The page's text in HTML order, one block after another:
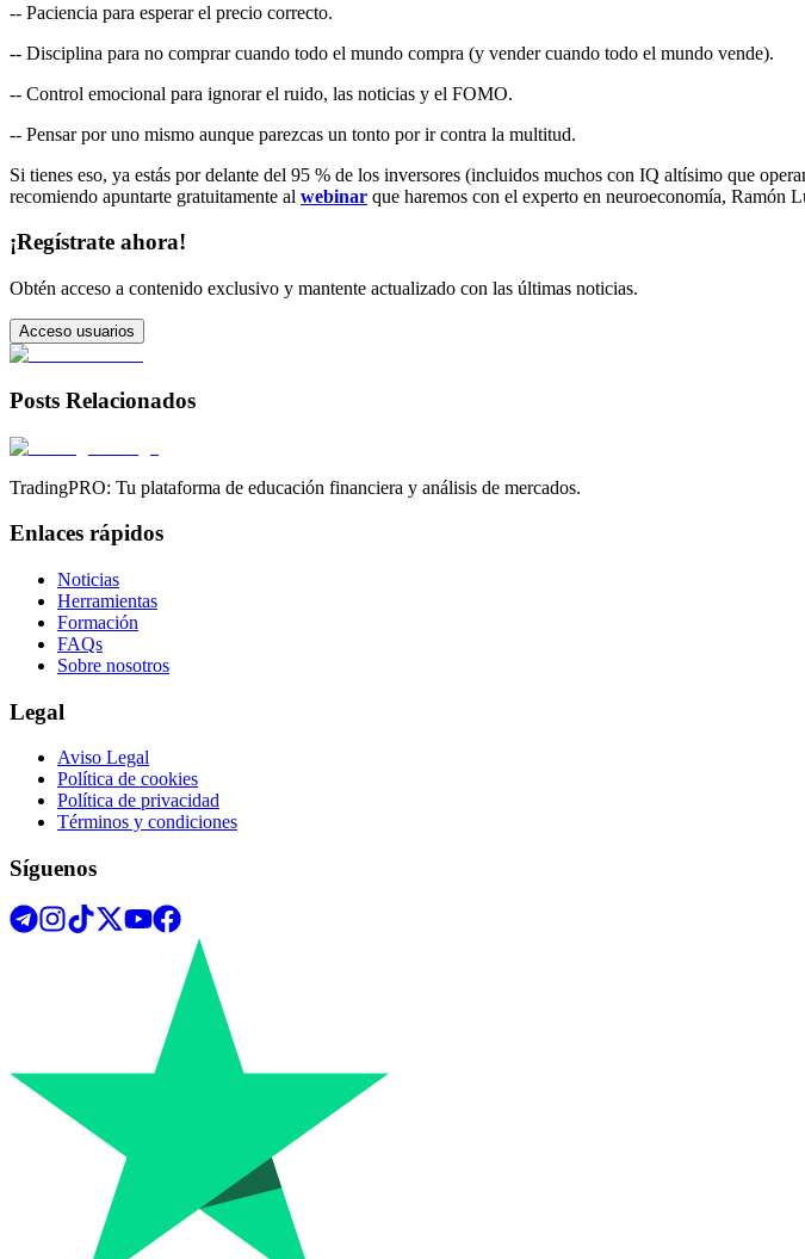
-- Paciencia para esperar el precio correcto.
-- Disciplina para no comprar cuando todo el mundo compra (y vender cuando todo el mundo vende).
-- Control emocional para ignorar el ruido, las noticias y el FOMO.
-- Pensar por uno mismo aunque parezcas un tonto por ir contra la multitud.
Si tienes eso, ya estás por delante del 95 % de los inversores (incluidos muchos con IQ altísimo que
recomiendo apuntarte gratuitamente al webinar que haremos con el experto en neuroeconomía, Ramón
¡Regístrate ahora!
Obtén acceso a contenido exclusivo y mantente actualizado con las últimas noticias.
Acceso usuarios
Posts Relacionados
TradingPRO: Tu plataforma de educación financiera y análisis de mercados.
Enlaces rápidos
Noticias
Herramientas
Formación
FAQs
Sobre nosotros
Legal
Aviso Legal
Política de cookies
Política de privacidad
Términos y condiciones
Síguenos